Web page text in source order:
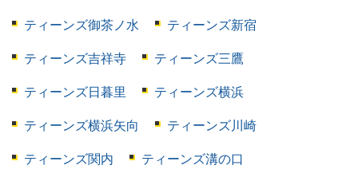
ティーンズ御茶ノ水 ティーンズ新宿
ティーンズ吉祥寺 ティーンズ三鷹
ティーンズ日暮里 ティーンズ横浜
ティーンズ横浜矢向 ティーンズ川崎
ティーンズ関内 ティーンズ溝の口